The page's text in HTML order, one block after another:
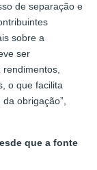
de separação e
sobre a
ser
rendimentos,
o que facilita
obrigação”,
que a fonte